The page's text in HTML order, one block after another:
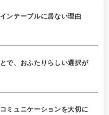
ンテーブルに居ない理由
で、おふたりらしい選択が
ミュニケーションを大切に